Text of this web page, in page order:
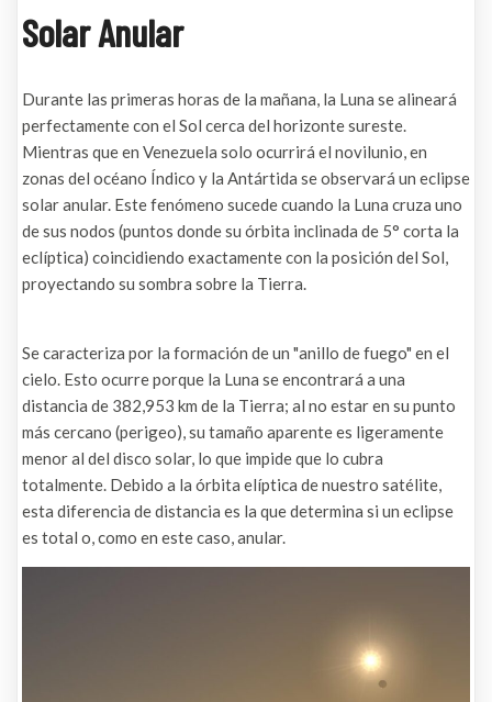
Solar Anular
Durante las primeras horas de la mañana, la Luna se alineará
perfectamente con el Sol cerca del horizonte sureste.
Mientras que en Venezuela solo ocurrirá el novilunio, en
zonas del océano Índico y la Antártida se observará un eclipse
solar anular. Este fenómeno sucede cuando la Luna cruza uno
de sus nodos (puntos donde su órbita inclinada de 5° corta la
eclíptica) coincidiendo exactamente con la posición del Sol,
proyectando su sombra sobre la Tierra.
Se caracteriza por la formación de un "anillo de fuego" en el
cielo. Esto ocurre porque la Luna se encontrará a una
distancia de 382,953 km de la Tierra; al no estar en su punto
más cercano (perigeo), su tamaño aparente es ligeramente
menor al del disco solar, lo que impide que lo cubra
totalmente. Debido a la órbita elíptica de nuestro satélite,
esta diferencia de distancia es la que determina si un eclipse
es total o, como en este caso, anular.